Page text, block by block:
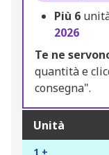
Più 6
2026
Te ne
quantità e
consegna".
Unità
1 +